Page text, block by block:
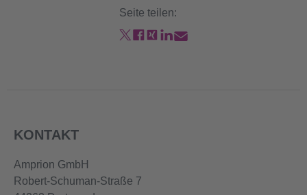
Seite teilen:
KONTAKT
Amprion GmbH
Robert-Schuman-Straße 7